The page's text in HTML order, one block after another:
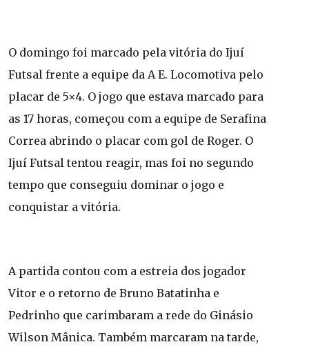
O domingo foi marcado pela vitória do Ijuí
Futsal frente a equipe da A E. Locomotiva pelo
placar de 5×4. O jogo que estava marcado para
as 17 horas, começou com a equipe de Serafina
Correa abrindo o placar com gol de Roger. O
Ijuí Futsal tentou reagir, mas foi no segundo
tempo que conseguiu dominar o jogo e
conquistar a vitória.
A partida contou com a estreia dos jogador
Vitor e o retorno de Bruno Batatinha e
Pedrinho que carimbaram a rede do Ginásio
Wilson Mânica. Também marcaram na tarde,